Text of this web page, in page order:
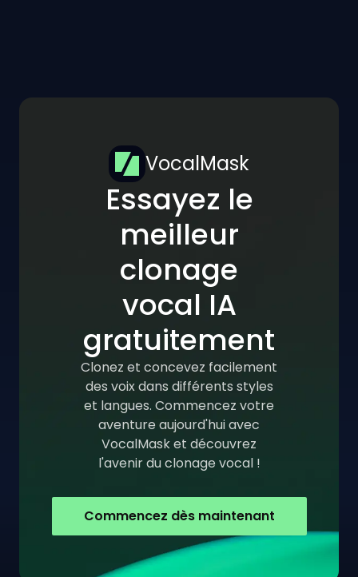
VocalMask
Essayez le
meilleur
clonage
vocal IA
gratuitement
Clonez et concevez facilement
des voix dans différents styles
et langues. Commencez votre
aventure aujourd'hui avec
VocalMask et découvrez
l'avenir du clonage vocal !
Commencez dès maintenant